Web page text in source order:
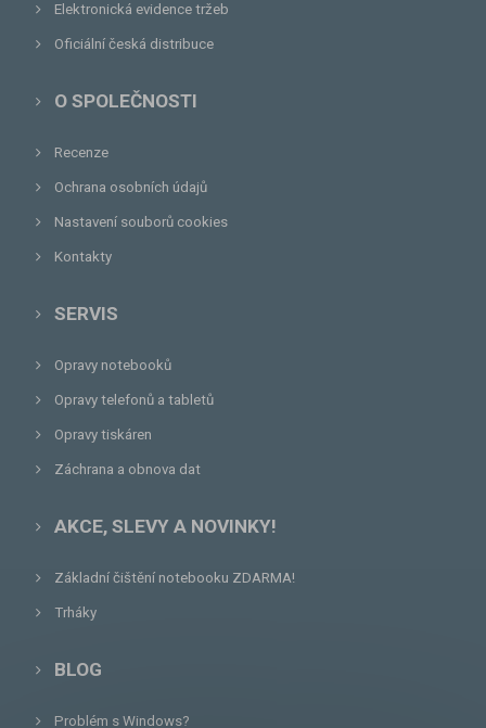
Elektronická evidence tržeb
Oficiální česká distribuce
O SPOLEČNOSTI
Recenze
Ochrana osobních údajů
Nastavení souborů cookies
Kontakty
SERVIS
Opravy notebooků
Opravy telefonů a tabletů
Opravy tiskáren
Záchrana a obnova dat
AKCE, SLEVY A NOVINKY!
Základní čištění notebooku ZDARMA!
Trháky
BLOG
Problém s Windows?